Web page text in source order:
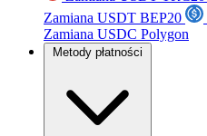
Zamiana USDT BEP20
Zamiana USDC Polygon
Metody płatności